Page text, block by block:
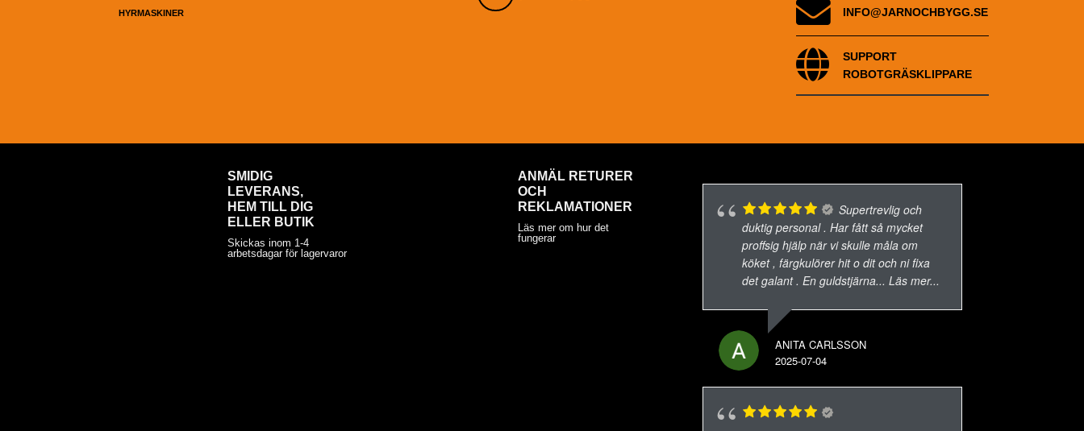
HYRMASKINER INFO@JARNOCHBYGG.SE
SUPPORT
ROBOTGRÄSKLIPPARE
SMIDIG
LEVERANS,
HEM TILL DIG
ELLER BUTIK
Skickas inom 1-4
arbetsdagar för lagervaror
ANMÄL RETURER
OCH
REKLAMATIONER
Läs mer om hur det
fungerar
Supertrevlig och
duktig personal . Har fått så mycket
proffsig hjälp när vi skulle måla om
köket , färgkulörer hit o dit och ni fixa
det galant . En guldstjärna... Läs mer...
ANITA CARLSSON
2025-07-04